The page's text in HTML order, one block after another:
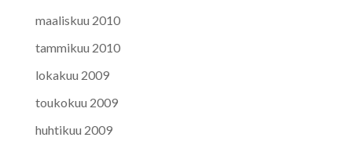
maaliskuu 2010
tammikuu 2010
lokakuu 2009
toukokuu 2009
huhtikuu 2009